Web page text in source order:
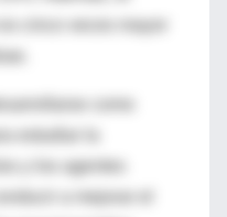
cinco veces mayor
estudiar la
y los agentes
a mejorar el